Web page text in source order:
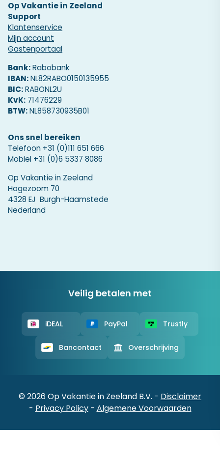
Op Vakantie in Zeeland
Support
Klantenservice
Mijn account
Gastenportaal
Bank:Rabobank
IBAN:NL82RABO0150135955
BIC:RABONL2U
KvK: 71476229
BTW:NL858730935B01
Ons snel bereiken
Telefoon +31 (0)111 651 666
Mobiel +31 (0)6 5337 8086
Op Vakantie in Zeeland
Hogezoom 70
4328 EJ Burgh-Haamstede
Nederland
Veilig betalen met
iDEAL PayPal Trustly
Bancontact Overschrijving
© 2026 Op Vakantie in Zeeland B.V. - Disclaimer
- Privacy Policy- Algemene Voorwaarden